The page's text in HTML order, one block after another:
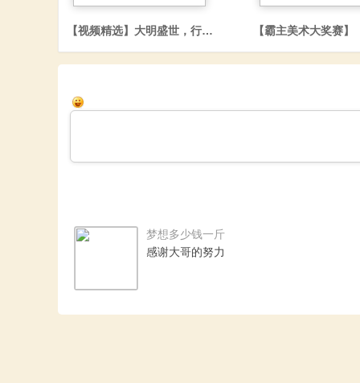
站
【视频精选】大明盛世，行军大阅兵 【霸主美术大奖赛
梦想多少钱一斤
感谢大哥的努力